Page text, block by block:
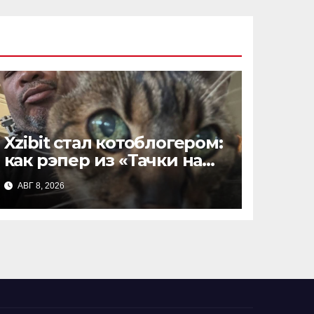
Xzibit стал котоблогером:
как рэпер из «Тачки на
прокачку» покоряет
TikTok с кошкой Тандэр
АВГ 8, 2026